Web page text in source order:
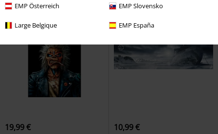
EMP Österreich EMP Slovensko
Large Belgique EMP España
19,99 € 10,99 €